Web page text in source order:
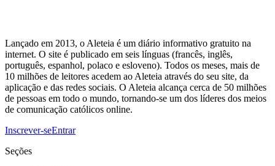
Lançado em 2013, o Aleteia é um diário informativo gratuito na
internet. O site é publicado em seis línguas (francês, inglês,
português, espanhol, polaco e esloveno). Todos os meses, mais de
10 milhões de leitores acedem ao Aleteia através do seu site, da
aplicação e das redes sociais. O Aleteia alcança cerca de 50 milhões
de pessoas em todo o mundo, tornando-se um dos líderes dos meios
de comunicação católicos online.
Inscrever-seEntrar
Seções